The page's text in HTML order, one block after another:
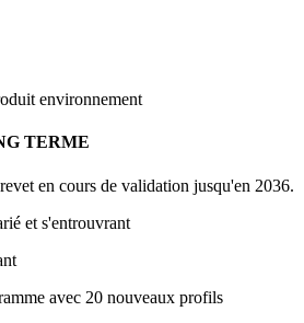
environnement
TERME
en cours de validation jusqu'en 2036.
et s'entrouvrant
avec 20 nouveaux profils